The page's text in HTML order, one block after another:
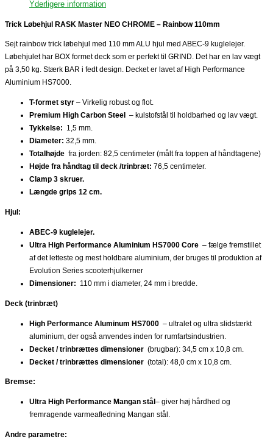
Yderligere information
Trick Løbehjul RASK Master NEO CHROME – Rainbow 110mm
Sejt rainbow trick løbehjul med 110 mm ALU hjul med ABEC-9 kuglelejer.
Løbehjulet har BOX formet deck som er perfekt til GRIND. Det har en lav vægt
på 3,50 kg. Stærk BAR i fedt design. Decket er lavet af High Performance
Aluminium HS7000.
T-formet styr – Virkelig robust og flot.
Premium High Carbon Steel
– kulstofstål til holdbarhed og lav vægt.
Tykkelse: 1,5 mm.
Diameter: 32,5 mm.
Totalhøjde fra jorden: 82,5 centimeter (målt fra toppen af ​håndtagene)
Højde fra håndtag til deck /trinbræt: 76,5 centimeter.
Clamp 3 skruer.
Længde grips 12 cm.
Hjul:
ABEC-9 kuglelejer.
Ultra High Performance Aluminium HS7000 Core – fælge fremstillet
af det letteste og mest holdbare aluminium, der bruges til produktion af
Evolution Series scooterhjulkerner
Dimensioner: 110 mm i diameter, 24 mm i bredde.
Deck (trinbræt)
High Performance Aluminum HS7000 – ultralet og ultra slidstærkt
aluminium, der også anvendes inden for rumfartsindustrien.
Decket / trinbrættes dimensioner (brugbar): 34,5 cm x 10,8 cm.
Decket / trinbrættes dimensioner (total): 48,0 cm x 10,8 cm.
Bremse:
Ultra High Performance Mangan stål – giver høj hårdhed og
fremragende varmeafledning Mangan stål.
Andre parametre: